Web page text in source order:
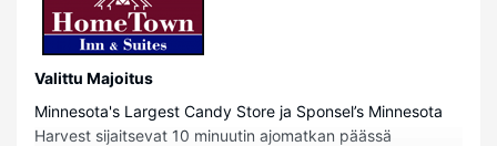
Valittu Majoitus
Minnesota's Largest Candy Store ja Sponsel’s Minnesota
Harvest sijaitsevat 10 minuutin ajomatkan päässä